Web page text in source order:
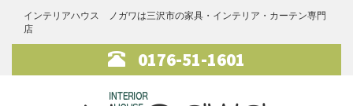
インテリアハウス ノガワは三沢市の家具・インテリア・カーテン専門
店
0176-51-1601